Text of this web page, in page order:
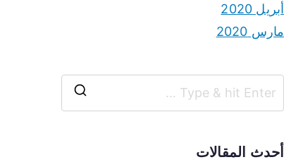
أبريل 2020
مارس 2020
أحدث المقالات